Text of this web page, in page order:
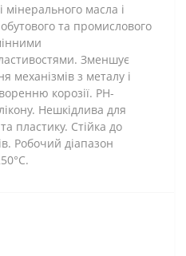
масла і
та промислового
Зменшує
механізмів з металу і
корозії. РН-
Нешкідлива для
пластику. Стійка до
Робочий діапазон